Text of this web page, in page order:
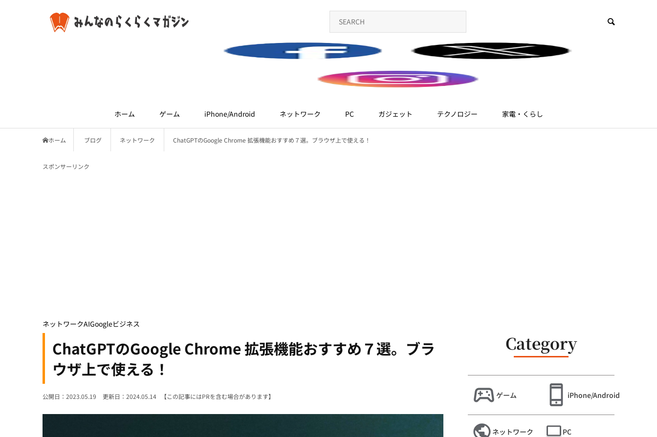
ホーム ゲーム iPhone/Android ネットワーク PC ガジェット テクノロジー 家電・くらし
ホーム ブログ ネットワーク ChatGPTのGoogle Chrome 拡張機能おすすめ７選。ブラウザ上で使える！
スポンサーリンク
ネットワークAIGoogleビジネス
ChatGPTのGoogle Chrome 拡張機能おすすめ７選。ブラ
ウザ上で使える！
公開日：2023.05.19 更新日：2024.05.14 【この記事にはPRを含む場合があります】
Category
ゲーム iPhone/Android
ネットワーク PC